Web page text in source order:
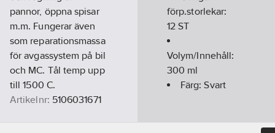
pannor, öppna spisar
m.m. Fungerar även
som reparationsmassa
för avgassystem på bil
och MC. Tål temp upp
till 1500 C.
Artikelnr: 5106031671
7311980118078
förp.storlekar:
12 ST
Volym/Innehåll:
300 ml
Färg:Svart